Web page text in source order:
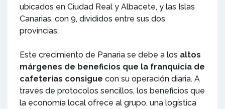
ubicados en Ciudad Real y Albacete, y las Islas
Canarias, con 9, divididos entre sus dos
provincias.
Este crecimiento de Panaria se debe a los altos
márgenes de beneficios que la franquicia de
cafeterías consigue con su operación diaria. A
través de protocolos sencillos, los beneficios que
la economía local ofrece al grupo, una logística